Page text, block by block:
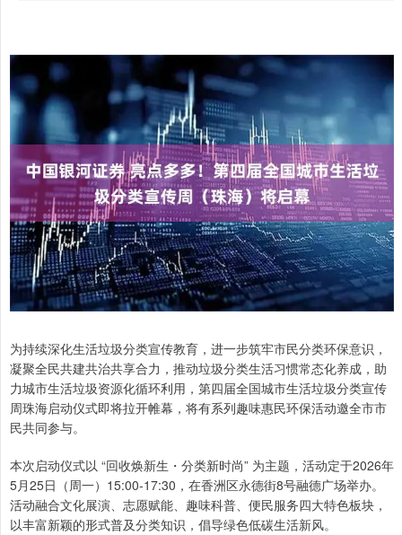
为持续深化生活垃圾分类宣传教育，进一步筑牢市民分类环保意识，
凝聚全民共建共治共享合力，推动垃圾分类生活习惯常态化养成，助
力城市生活垃圾资源化循环利用，第四届全国城市生活垃圾分类宣传
周珠海启动仪式即将拉开帷幕，将有系列趣味惠民环保活动邀全市市
民共同参与。
本次启动仪式以 “回收焕新生・分类新时尚” 为主题，活动定于2026年
5月25日（周一）15:00-17:30，在香洲区永德街8号融德广场举办。
活动融合文化展演、志愿赋能、趣味科普、便民服务四大特色板块，
以丰富新颖的形式普及分类知识，倡导绿色低碳生活新风。